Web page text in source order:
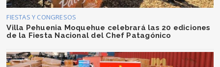
FIESTAS Y CONGRESOS
Villa Pehuenia Moquehue celebrará las 20 ediciones
de la Fiesta Nacional del Chef Patagónico